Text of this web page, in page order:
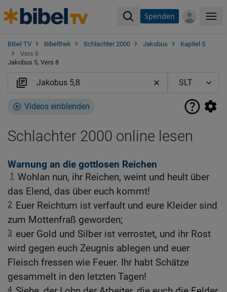
Spenden
Bibel TV Bibelthek Schlachter 2000 Jakobus
Kapitel 5
Vers 8
Jakobus 5, Vers 8
Videos einblenden
Schlachter 2000 online lesen
Warnung an die gottlosen Reichen
1 Wohlan nun, ihr Reichen, weint und heult über
das Elend, das über euch kommt!
2 Euer Reichtum ist verfault und eure Kleider sind
zum Mottenfraß geworden;
3 euer Gold und Silber ist verrostet, und ihr Rost
wird gegen euch Zeugnis ablegen und euer
Fleisch fressen wie Feuer. Ihr habt Schätze
gesammelt in den letzten Tagen!
4